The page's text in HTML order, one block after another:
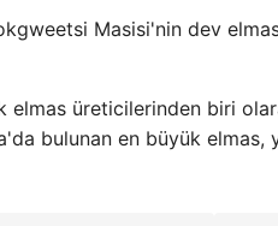
Masisi'nin dev
elmas üreticilerinden biri
bulunan en büyük elmas,